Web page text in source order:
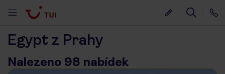
Egypt z Prahy
Nalezeno 98 nabídek